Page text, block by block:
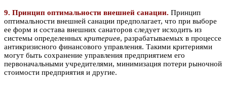
9. Принцип оптимальности внешней санации. Принцип
оптимальности внешней санации предполагает, что при выборе
ее форм и состава внешних санаторов следует исходить из
системы определенных критериев, разрабатываемых в процессе
антикризисного финансового управления. Такими критериями
могут быть сохранение управления предприятием его
первоначальными учредителями, минимизация потери рыночной
стоимости предприятия и другие.